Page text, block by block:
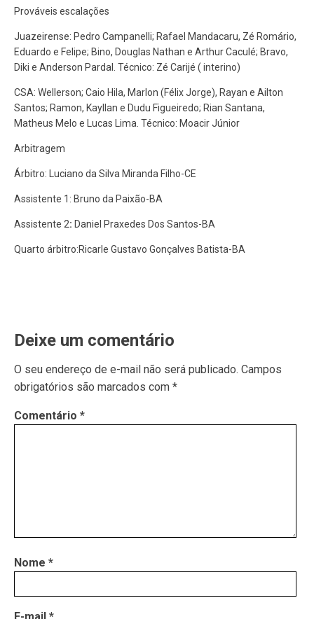
Prováveis escalações
Juazeirense: Pedro Campanelli; Rafael Mandacaru, Zé Romário,
Eduardo e Felipe; Bino, Douglas Nathan e Arthur Caculé; Bravo,
Diki e Anderson Pardal. Técnico: Zé Carijé ( interino)
CSA: Wellerson; Caio Hila, Marlon (Félix Jorge), Rayan e Ailton
Santos; Ramon, Kayllan e Dudu Figueiredo; Rian Santana,
Matheus Melo e Lucas Lima. Técnico: Moacir Júnior
Arbitragem
Árbitro: Luciano da Silva Miranda Filho-CE
Assistente 1: Bruno da Paixão-BA
Assistente 2: Daniel Praxedes Dos Santos-BA
Quarto árbitro:Ricarle Gustavo Gonçalves Batista-BA
Deixe um comentário
O seu endereço de e-mail não será publicado. Campos
obrigatórios são marcados com *
Comentário *
Nome *